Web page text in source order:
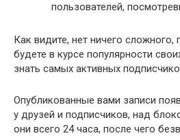
пользователей,
Как видите, нет ничего сложного,
будете в курсе популярности
знать самых активных
Опубликованные вами записи
у друзей и подписчиков, над
они всего 24 часа, после чего